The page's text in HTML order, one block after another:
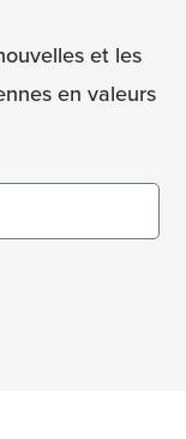
et les
en valeurs